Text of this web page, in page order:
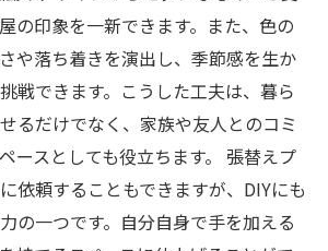
の印象を一新できます。また、色の
や落ち着きを演出し、季節感を生か
戦できます。こうした工夫は、暮ら
るだけでなく、家族や友人とのコミ
ースとしても役立ちます。 張替えプ
依頼することもできますが、DIYにも
の一つです。自分自身で手を加える